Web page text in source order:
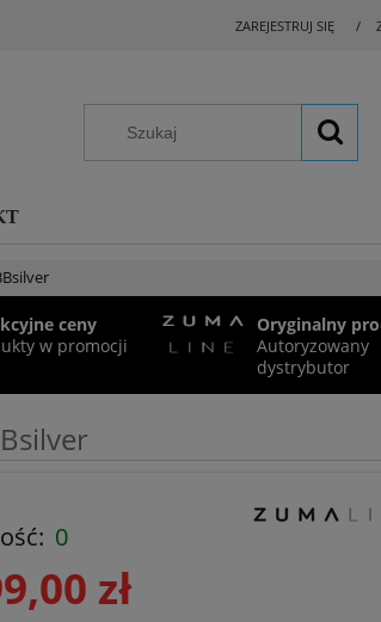
ZAREJESTRUJ SIĘ
ceny
w promocji
Oryginalny
Autoryzowany
dystrybutor
0
zł